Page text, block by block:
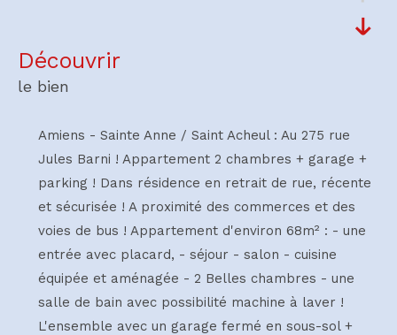
découvrir
le bien
Amiens - Sainte Anne / Saint Acheul : Au 275 rue
Jules Barni ! Appartement 2 chambres + garage +
parking ! Dans résidence en retrait de rue, récente
et sécurisée ! A proximité des commerces et des
voies de bus ! Appartement d'environ 68m² : - une
entrée avec placard, - séjour - salon - cuisine
équipée et aménagée - 2 Belles chambres - une
salle de bain avec possibilité machine à laver !
L'ensemble avec un garage fermé en sous-sol +